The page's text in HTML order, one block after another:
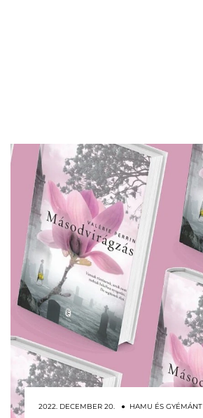
2022. DECEMBER 20. ● HAMU ÉS GYÉMÁNT